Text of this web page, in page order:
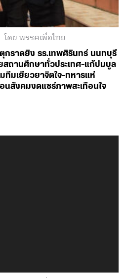
มทีมเยียวยาจิตใจ-ทหารแห่
สังคมงดแชร์ภาพสะเทือนใจ